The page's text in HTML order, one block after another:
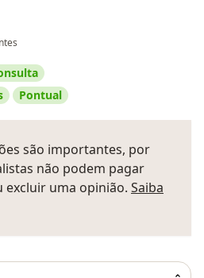
Pontual
são importantes, por
não podem pagar
excluir uma opinião. Saiba